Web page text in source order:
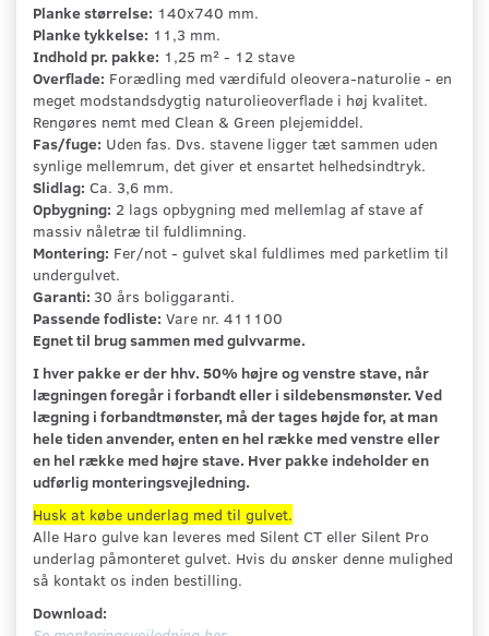
Planke størrelse: 140x740 mm.
Planke tykkelse: 11,3 mm.
Indhold pr. pakke: 1,25 m² - 12 stave
Overflade: Forædling med værdifuld oleovera-naturolie - en
meget modstandsdygtig naturolieoverflade i høj kvalitet.
Rengøres nemt med Clean & Green plejemiddel.
Fas/fuge: Uden fas. Dvs. stavene ligger tæt sammen uden
synlige mellemrum, det giver et ensartet helhedsindtryk.
Slidlag: Ca. 3,6 mm.
Opbygning: 2 lags opbygning med mellemlag af stave af
massiv nåletræ til fuldlimning.
Montering: Fer/not - gulvet skal fuldlimes med parketlim til
undergulvet.
Garanti: 30 års boliggaranti.
Passende fodliste: Vare nr. 411100
Egnet til brug sammen med gulvvarme.
I hver pakke er der hhv. 50% højre og venstre stave, når
lægningen foregår i forbandt eller i sildebensmønster. Ved
lægning i forbandtmønster, må der tages højde for, at man
hele tiden anvender, enten en hel række med venstre eller
en hel række med højre stave. Hver pakke indeholder en
udførlig monteringsvejledning.
Husk at købe underlag med til gulvet.
Alle Haro gulve kan leveres med Silent CT eller Silent Pro
underlag påmonteret gulvet. Hvis du ønsker denne mulighed
så kontakt os inden bestilling.
Download: